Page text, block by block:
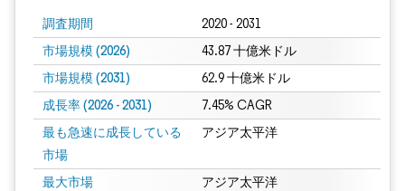
調査期間 2020 - 2031
市場規模 (2026) 43.87 十億米ドル
市場規模 (2031) 62.9 十億米ドル
成長率 (2026 - 2031) 7.45% CAGR
最も急速に成長している
市場
アジア太平洋
最大市場 アジア太平洋